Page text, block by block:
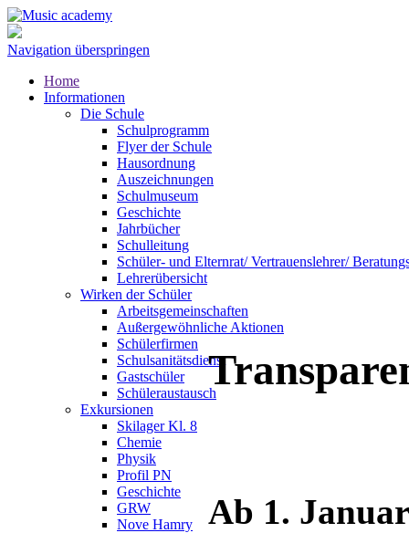
Navigation überspringen
Home
Informationen
Die Schule
Schulprogramm
Flyer der Schule
Hausordnung
Auszeichnungen
Schulmuseum
Geschichte
Jahrbücher
Schulleitung
Schüler- und Elternrat/ Vertrauenslehrer/
Lehrerübersicht
Wirken der Schüler
Arbeitsgemeinschaften
Außergewöhnliche Aktionen
Schülerfirmen
Schulsanitätsdienst
Gastschüler
Schüleraustausch
Exkursionen
Skilager Kl. 8
Chemie
Physik
Profil PN
Geschichte
GRW
Nove Hamry
Ab 1.